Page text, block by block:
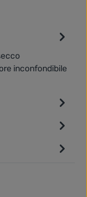
inconfondibile